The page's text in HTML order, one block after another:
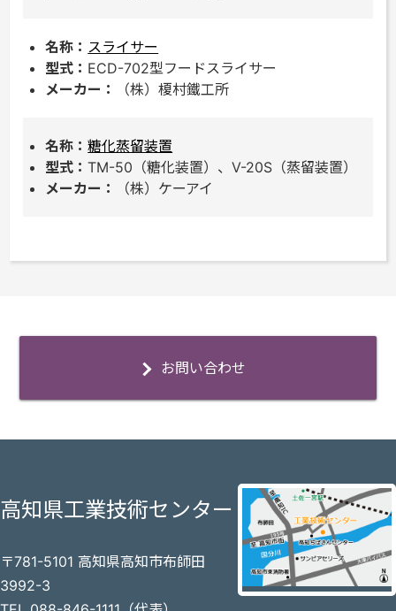
スライサー
ECD-702型フードスライサー
（株）榎村鐵工所
糖化蒸留装置
TM-50（糖化装置）、V-20S（蒸留装置）
（株）ケーアイ
お問い合わせ
高知県工業技術センター
〒781-5101 高知県高知市布師田
3992-3